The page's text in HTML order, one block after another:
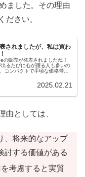
ました。その理由
ださい。
されましたが、私は買わ
販売が発表されましたね！
るたびに心が躍る人も多いの
コンパクトで手頃な価格帯が
2025.02.21
由としては、
、将来的なアップ
討する価値がある
考慮すると実質